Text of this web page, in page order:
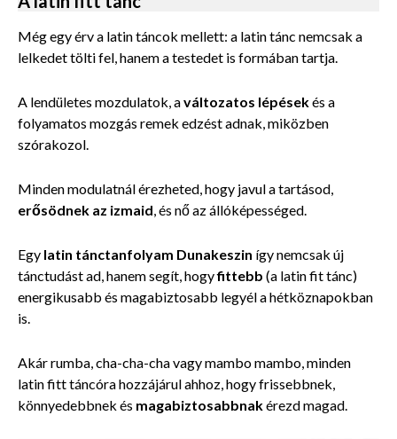
Még egy érv a latin táncok mellett: a latin tánc nemcsak a
lelkedet tölti fel, hanem a testedet is formában tartja.
A lendületes mozdulatok, aváltozatos lépésekés a
folyamatos mozgás remek edzést adnak, miközben
szórakozol.
Minden modulatnál érezheted, hogy javul a tartásod,
erősödnek az izmaid, és nő az állóképességed.
Egy latin tánctanfolyam Dunakeszin így nemcsak új
tánctudást ad, hanem segít, hogyfittebb (a latin fit tánc)
energikusabb és magabiztosabb legyél a hétköznapokban
is.
Akár rumba, cha-cha-cha vagy mambo mambo, minden
latin fitt táncóra hozzájárul ahhoz, hogy frissebbnek,
könnyedebbnek és magabiztosabbnakérezd magad.